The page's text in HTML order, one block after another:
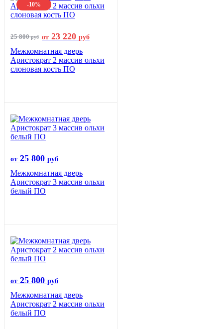
-10%
25 800руб от 23 220 руб
Межкомнатная дверь
Аристократ 2 массив ольхи
слоновая кость ПО
от 25 800 руб
Межкомнатная дверь
Аристократ 3 массив ольхи
белый ПО
от 25 800 руб
Межкомнатная дверь
Аристократ 2 массив ольхи
белый ПО